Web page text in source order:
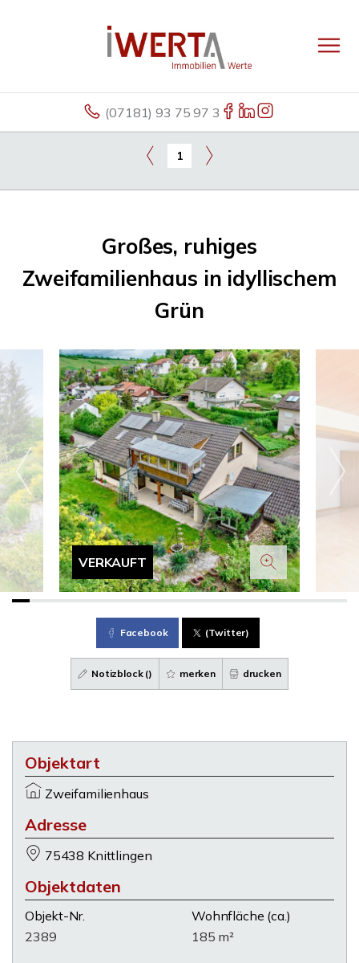
(07181) 93 75 97 3
1
Großes, ruhiges
Zweifamilienhaus in idyllischem
Grün
VERKAUFT
Facebook (Twitter)
Notizblock () merken drucken
Objektart
Zweifamilienhaus
Adresse
75438 Knittlingen
Objektdaten
Objekt-Nr.
2389
Wohnfläche (ca.)
185 m²